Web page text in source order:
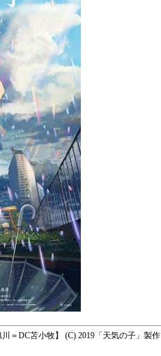
＝DC苫小牧】 (C) 2019「天気の子」製作